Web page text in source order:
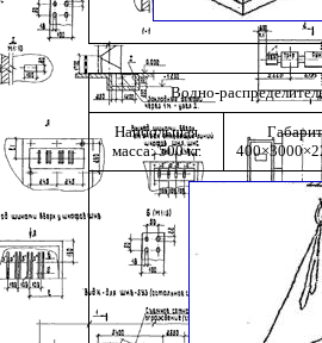
Водно-
Наибольшая
масса: 500 кг.